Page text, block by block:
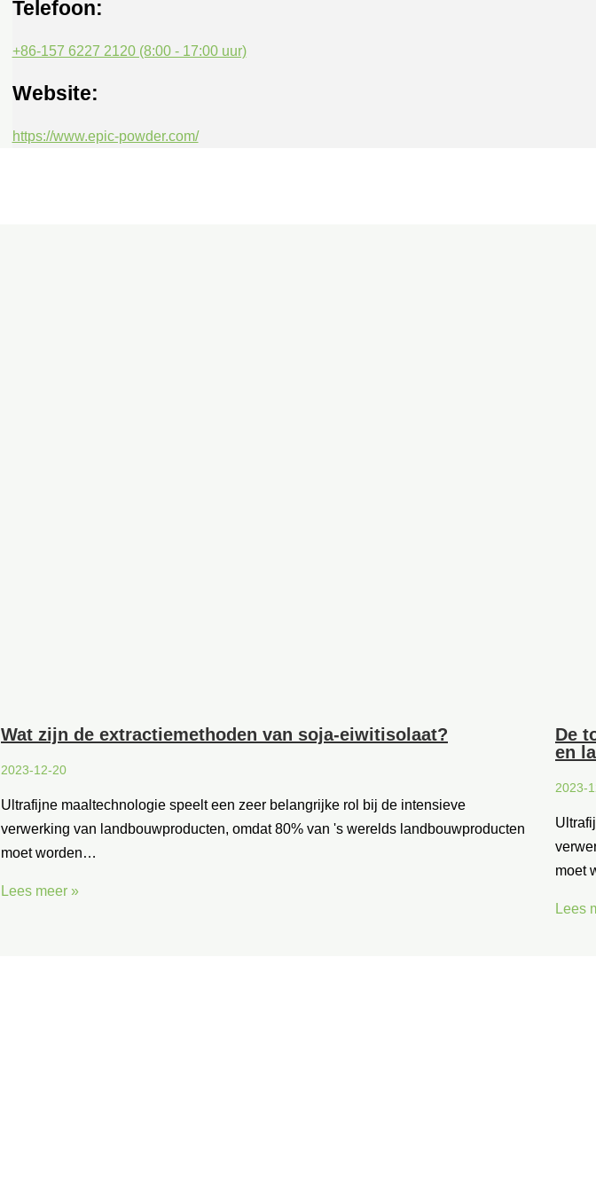
Telefoon:
+86-157 6227 2120 (8:00 - 17:00 uur)
Website:
https://www.epic-powder.com/
Wat zijn de extractiemethoden van soja-eiwitisolaat?
2023-12-20
Ultrafijne maaltechnologie speelt een zeer belangrijke rol bij de intensieve
verwerking van landbouwproducten, omdat 80% van 's werelds landbouwproducten
moet worden…
Lees meer »
De
en
2023-
moet
Lees